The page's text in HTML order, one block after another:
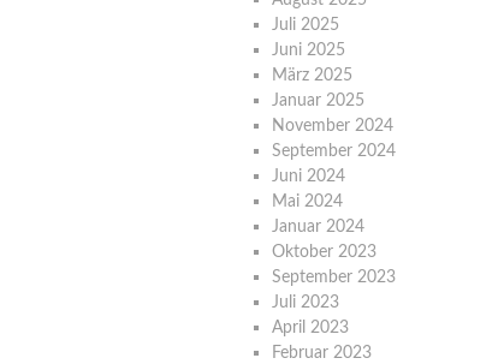
Juli 2025
Juni 2025
März 2025
Januar 2025
November 2024
September 2024
Juni 2024
Mai 2024
Januar 2024
Oktober 2023
September 2023
Juli 2023
April 2023
Februar 2023